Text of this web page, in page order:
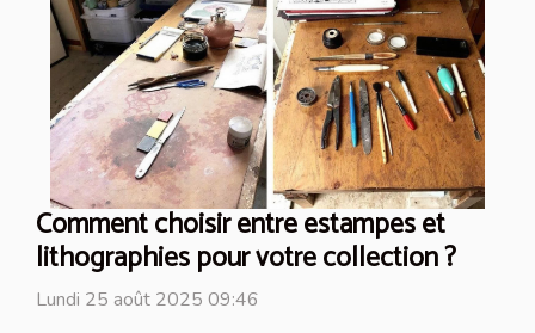
Comment choisir entre estampes et
lithographies pour votre collection ?
Lundi 25 août 2025 09:46